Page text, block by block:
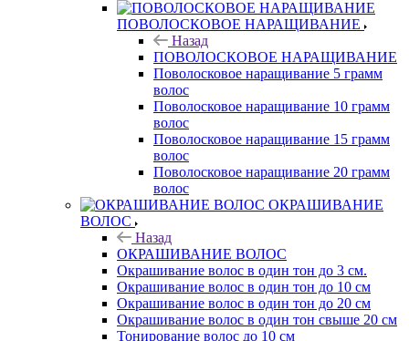
ПОВОЛОСКОВОЕ НАРАЩИВАНИЕ
Назад
ПОВОЛОСКОВОЕ НАРАЩИВАНИЕ
Поволосковое наращивание 5 грамм
волос
Поволосковое наращивание 10 грамм
волос
Поволосковое наращивание 15 грамм
волос
Поволосковое наращивание 20 грамм
волос
ОКРАШИВАНИЕ
ВОЛОС
Назад
ОКРАШИВАНИЕ ВОЛОС
Окрашивание волос в один тон до 3 см.
Окрашивание волос в один тон до 10 см
Окрашивание волос в один тон до 20 см
Окрашивание волос в один тон свыше 20 см
Тонирование волос до 10 см